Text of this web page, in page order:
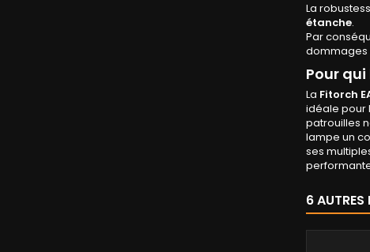
La
étanche.
Par
dommages
Pour
La Fitorch
idéale pour
patrouilles
lampe un
ses
6 AUTRES